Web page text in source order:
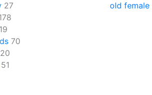
27
19
70
51
old female